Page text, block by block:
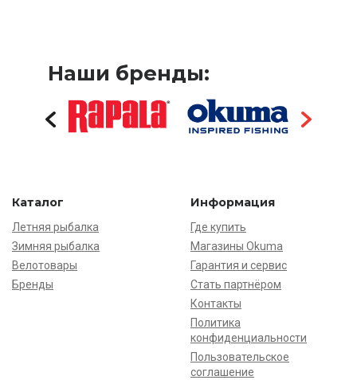
Наши бренды:
Каталог
Летняя рыбалка
Зимняя рыбалка
Велотовары
Бренды
Информация
Где купить
Магазины Okuma
Гарантия и сервис
Стать партнёром
Контакты
Политика
конфиденциальности
Пользовательское
соглашение